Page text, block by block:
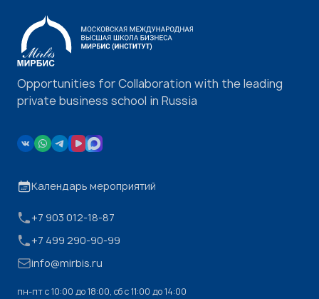
Opportunities for Collaboration with the leading
private business school in Russia
Календарь мероприятий
+7 903 012-18-87
+7 499 290-90-99
info@mirbis.ru
пн-пт с 10:00 до 18:00, cб с 11:00 до 14:00